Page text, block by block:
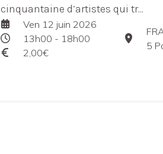
cinquantaine d’artistes qui tr...
Ven 12 juin 2026
13h00 - 18h00
2,00€
5